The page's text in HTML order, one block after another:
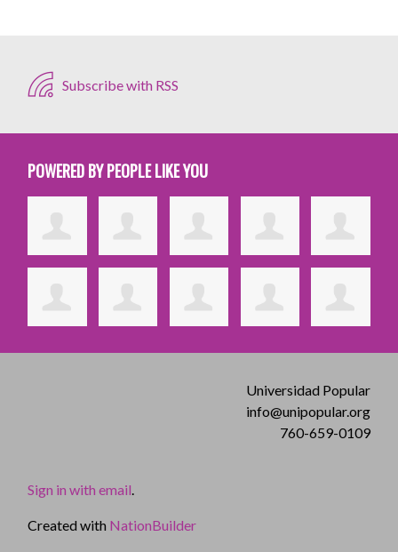
Subscribe with RSS
POWERED BY PEOPLE LIKE YOU
Universidad Popular
info@unipopular.org
760-659-0109
Sign in with email.
Created with NationBuilder